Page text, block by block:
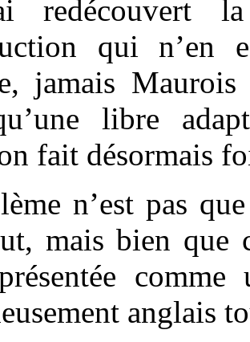
redécouvert
qui n’en
jamais
libre
fait désormais
n’est pas
mais bien que
anglais